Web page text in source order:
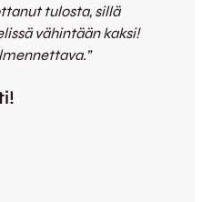
tulosta, sillä
vähintään kaksi!